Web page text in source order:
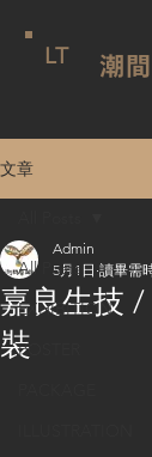
LT 潮
文章
All Posts
EXHIBITION
POSTER
嘉良生技
裝
Admin
5月1日 讀畢需